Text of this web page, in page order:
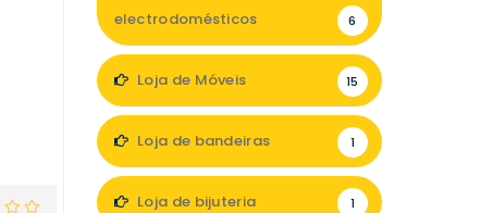
electrodomésticos 6
Loja de Móveis 15
Loja de bandeiras 1
Loja de bijuteria 1